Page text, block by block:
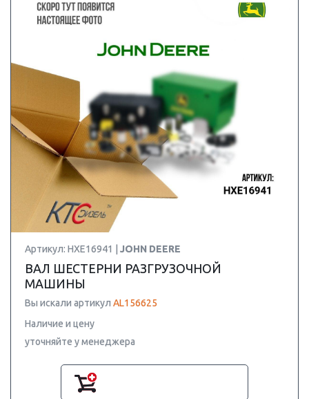
Артикул: HXE16941 | JOHN DEERE
ВАЛ ШЕСТЕРНИ РАЗГРУЗОЧНОЙ
МАШИНЫ
Вы искали артикул AL156625
Наличие и цену
уточняйте у менеджера